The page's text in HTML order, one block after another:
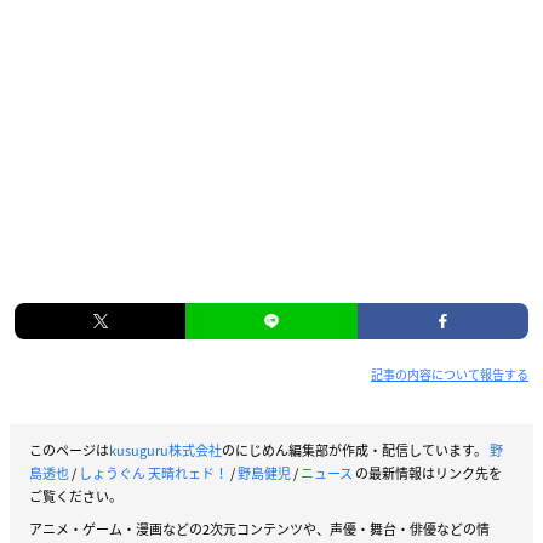
記事の内容について報告する
このページはkusuguru株式会社のにじめん編集部が作成・配信しています。 野
島透也/ しょうぐん 天晴れェド！ /野島健児/ニュース の最新情報はリンク先を
ご覧ください。
アニメ・ゲーム・漫画などの2次元コンテンツや、声優・舞台・俳優などの情